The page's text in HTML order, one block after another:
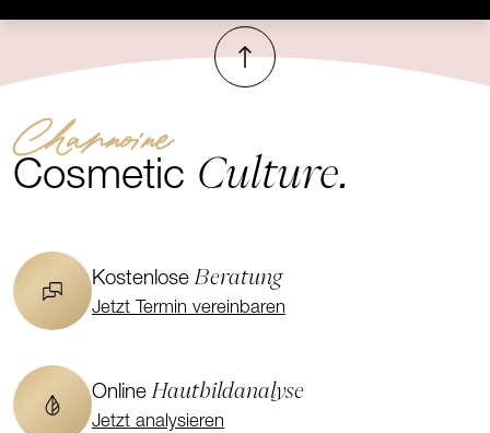
Nach oben
Channoine
Cosmetic Culture.
KostenloseBeratung
Jetzt Termin vereinbaren
OnlineHautbildanalyse
Jetzt analysieren